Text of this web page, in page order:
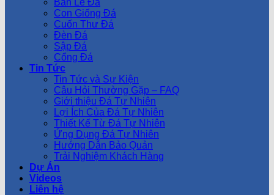
Bàn Lễ Đá
Con Giống Đá
Cuốn Thư Đá
Đèn Đá
Sập Đá
Cổng Đá
Tin Tức
Tin Tức và Sự Kiện
Câu Hỏi Thường Gặp – FAQ
Giới thiệu Đá Tự Nhiên
Lợi Ích Của Đá Tự Nhiên
Thiết Kế Từ Đá Tự Nhiên
Ứng Dụng Đá Tự Nhiên
Hướng Dẫn Bảo Quản
Trải Nghiệm Khách Hàng
Dự Án
Videos
Liên hệ